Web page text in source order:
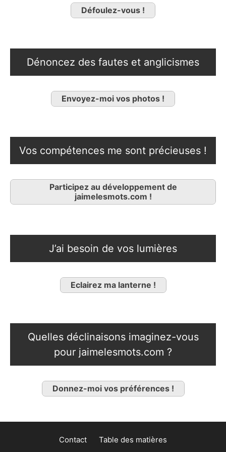
Défoulez-vous !
Dénoncez des fautes et anglicismes
Envoyez-moi vos photos !
Vos compétences me sont précieuses !
Participez au développement de
jaimelesmots.com !
J’ai besoin de vos lumières
Eclairez ma lanterne !
Quelles déclinaisons imaginez-vous
pour jaimelesmots.com ?
Donnez-moi vos préférences !
Contact Table des matières